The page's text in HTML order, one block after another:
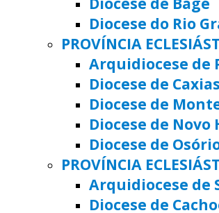
Diocese do Rio
PROVÍNCIA
Arquidiocese de
Diocese de
Diocese de
Diocese de
Diocese de
PROVÍNCIA
Arquidiocese de
Diocese de